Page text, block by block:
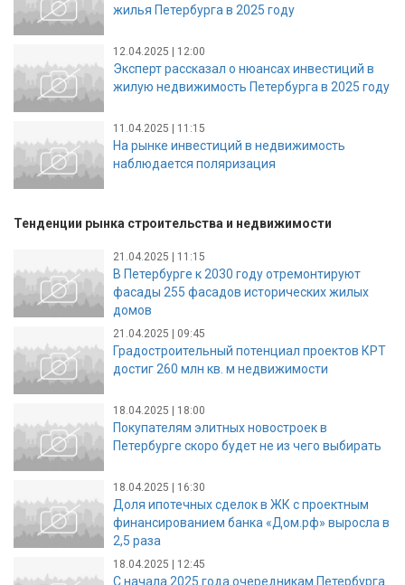
жилья Петербурга в 2025 году
12.04.2025 | 12:00
Эксперт рассказал о нюансах инвестиций в
жилую недвижимость Петербурга в 2025 году
11.04.2025 | 11:15
На рынке инвестиций в недвижимость
наблюдается поляризация
Тенденции рынка строительства и недвижимости
21.04.2025 | 11:15
В Петербурге к 2030 году отремонтируют
фасады 255 фасадов исторических жилых
домов
21.04.2025 | 09:45
Градостроительный потенциал проектов КРТ
достиг 260 млн кв. м недвижимости
18.04.2025 | 18:00
Покупателям элитных новостроек в
Петербурге скоро будет не из чего выбирать
18.04.2025 | 16:30
Доля ипотечных сделок в ЖК с проектным
финансированием банка «Дом.рф» выросла в
2,5 раза
18.04.2025 | 12:45
С начала 2025 года очередникам Петербурга